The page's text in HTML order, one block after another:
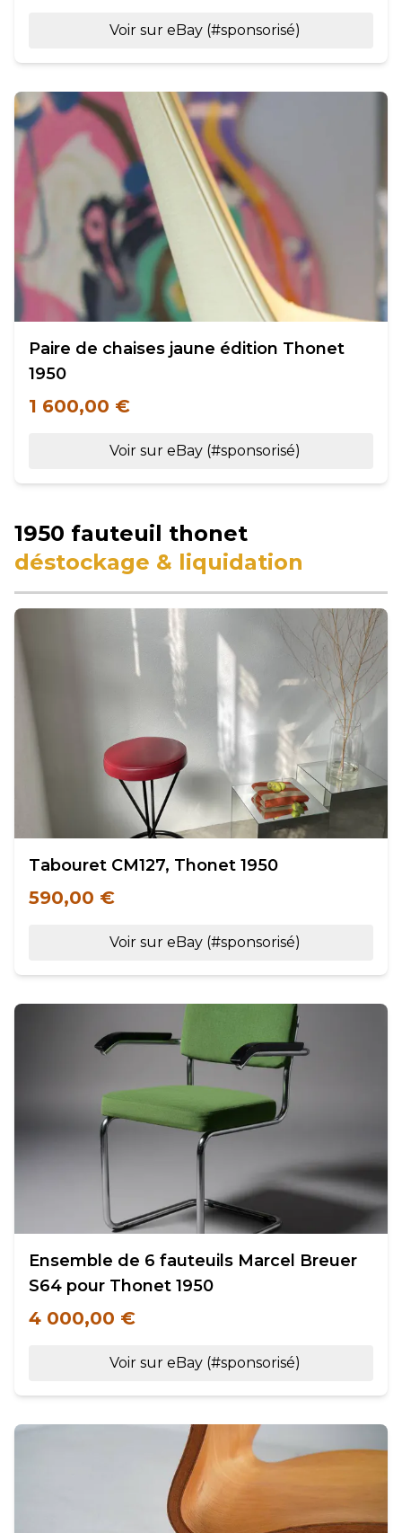
Voir sur eBay (#sponsorisé)
Paire de chaises jaune édition Thonet
1950
1 600,00 €
Voir sur eBay (#sponsorisé)
1950 fauteuil thonet
déstockage & liquidation
Tabouret CM127, Thonet 1950
590,00 €
Voir sur eBay (#sponsorisé)
Ensemble de 6 fauteuils Marcel Breuer
S64 pour Thonet 1950
4 000,00 €
Voir sur eBay (#sponsorisé)